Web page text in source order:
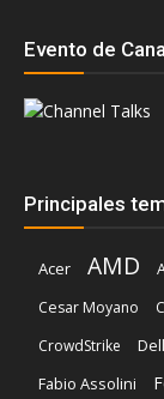
Evento de
Principales
Acer AMD
Cesar Moyano
CrowdStrike
Dell
Fabio Assolini